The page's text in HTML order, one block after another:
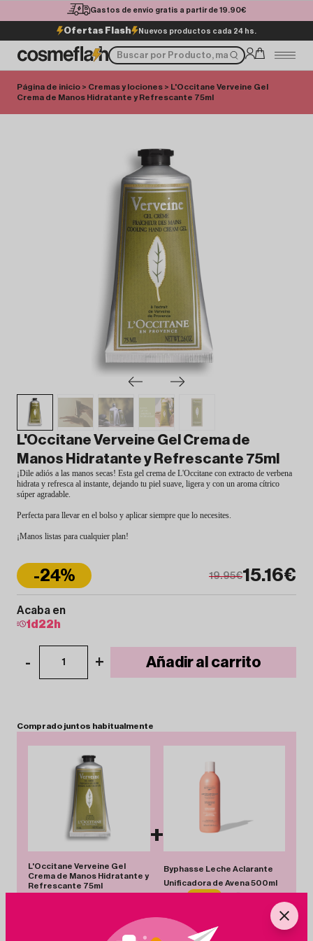
Gastos de envío gratis a partir de 19.90€
Ofertas Flash Nuevos productos cada 24 hs.
Página de inicio > Cremas y lociones > L'Occitane Verveine Gel
Crema de Manos Hidratante y Refrescante 75ml
L'Occitane Verveine Gel Crema de
Manos Hidratante y Refrescante 75ml
¡Dile adiós a las manos secas! Esta gel crema de L'Occitane con extracto de verbena
hidrata y refresca al instante, dejando tu piel suave, ligera y con un aroma cítrico
súper agradable.
Perfecta para llevar en el bolso y aplicar siempre que lo necesites.
¡Manos listas para cualquier plan!
15.16€
-24% 19.95€
Acaba en
1 d 22 h
- 1 + Añadir al carrito
Comprado juntos habitualmente
L'Occitane Verveine Gel
Crema de Manos Hidratante y
Refrescante 75ml
+
Byphasse Leche Aclarante
Unificadora de Avena 500ml